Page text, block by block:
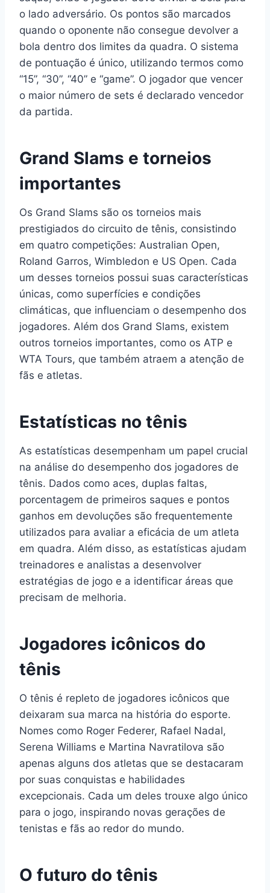
o lado adversário. Os pontos são marcados
quando o oponente não consegue devolver a
bola dentro dos limites da quadra. O sistema
de pontuação é único, utilizando termos como
“15”, “30”, “40” e “game”. O jogador que vencer
o maior número de sets é declarado vencedor
da partida.
Grand Slams e torneios
importantes
Os Grand Slams são os torneios mais
prestigiados do circuito de tênis, consistindo
em quatro competições: Australian Open,
Roland Garros, Wimbledon e US Open. Cada
um desses torneios possui suas características
únicas, como superfícies e condições
climáticas, que influenciam o desempenho dos
jogadores. Além dos Grand Slams, existem
outros torneios importantes, como os ATP e
WTA Tours, que também atraem a atenção de
fãs e atletas.
Estatísticas no tênis
As estatísticas desempenham um papel crucial
na análise do desempenho dos jogadores de
tênis. Dados como aces, duplas faltas,
porcentagem de primeiros saques e pontos
ganhos em devoluções são frequentemente
utilizados para avaliar a eficácia de um atleta
em quadra. Além disso, as estatísticas ajudam
treinadores e analistas a desenvolver
estratégias de jogo e a identificar áreas que
precisam de melhoria.
Jogadores icônicos do
tênis
O tênis é repleto de jogadores icônicos que
deixaram sua marca na história do esporte.
Nomes como Roger Federer, Rafael Nadal,
Serena Williams e Martina Navratilova são
apenas alguns dos atletas que se destacaram
por suas conquistas e habilidades
excepcionais. Cada um deles trouxe algo único
para o jogo, inspirando novas gerações de
tenistas e fãs ao redor do mundo.
O futuro do tênis